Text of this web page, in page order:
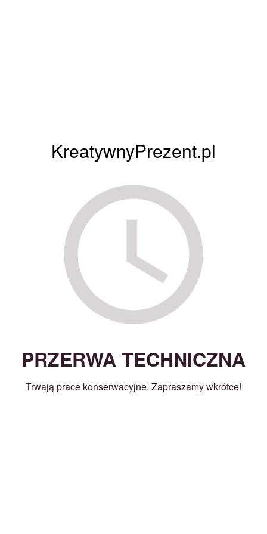
KreatywnyPrezent.pl
PRZERWA TECHNICZNA
Trwają prace konserwacyjne. Zapraszamy wkrótce!